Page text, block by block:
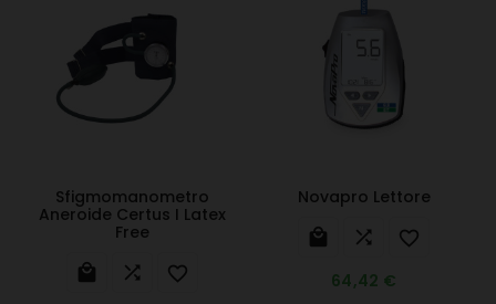
Sfigmomanometro
Aneroide Certus I Latex
Free
  
Novapro Lettore
  
64,42 €